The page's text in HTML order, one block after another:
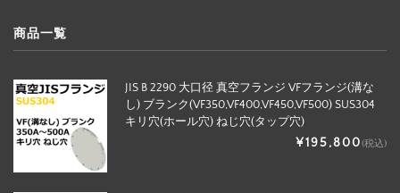
商品一覧
JIS B 2290 大口径 真空フランジ VFフランジ(溝な
し) ブランク(VF350,VF400,VF450,VF500) SUS304
キリ穴(ホール穴) ねじ穴(タップ穴)
¥195,800(税込)